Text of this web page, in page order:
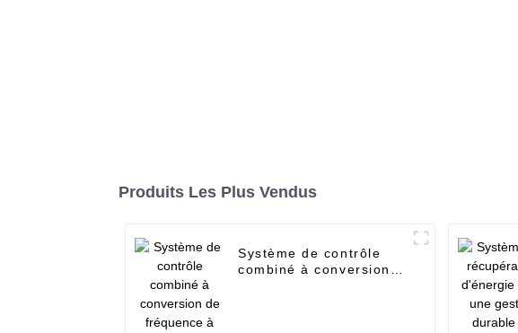
Produits Les Plus Vendus
Système de contrôle
combiné à conversion